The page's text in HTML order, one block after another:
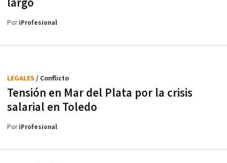
PoriProfesional
Tensión en Mar del Plata por la crisis
salarial en Toledo
LEGALES / Conflicto
PoriProfesional